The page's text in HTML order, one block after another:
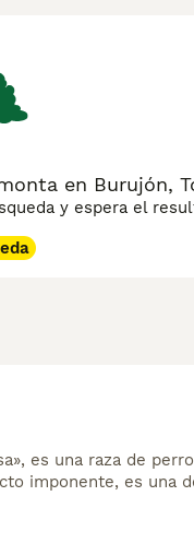
en Burujón,
y espera el
es una raza de
imponente, es una